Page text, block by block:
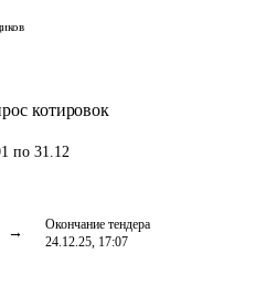
котировок
по 31.12
Окончание тендера
24.12.25, 17:07